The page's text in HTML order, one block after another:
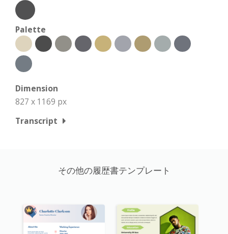
Palette
Dimension
827 x 1169 px
Transcript
その他の履歴書テンプレート